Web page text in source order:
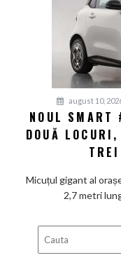
august 10,
NOUL SMART
DOUĂ
Micuțul gigant al
2,7 metri